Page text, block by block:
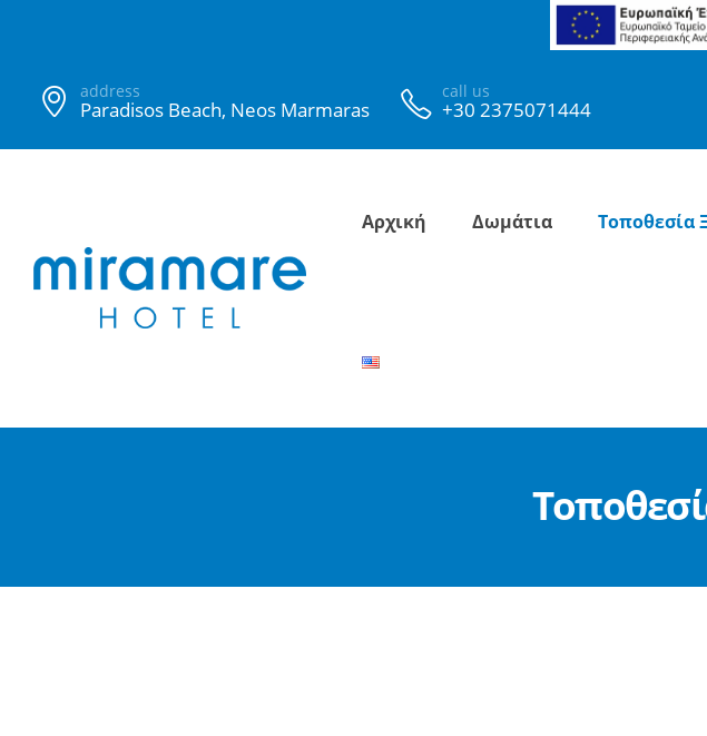
address
Paradisos Beach, Neos Marmaras
call us
+30 2375071444
Αρχική Δωμάτια Τοποθεσία